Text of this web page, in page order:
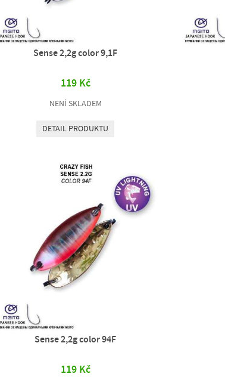
Sense 2,2g color 9,1F
119 Kč
NENÍ SKLADEM
DETAIL PRODUKTU
Sense 2,2g color 94F
119 Kč